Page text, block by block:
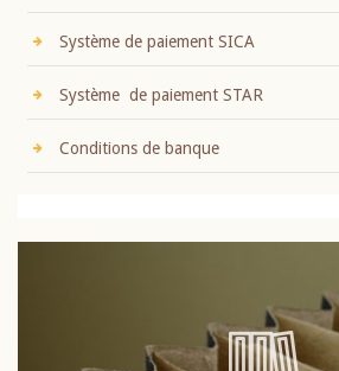
Système de paiement SICA
Système de paiement STAR
Conditions de banque